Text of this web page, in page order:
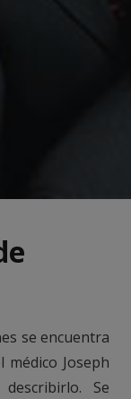
se encuentra
Joseph
Se